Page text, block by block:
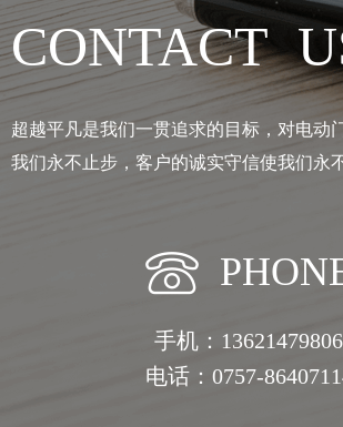
CONTACT
超越平凡是我们一贯追求的目标，对电动
我们永不止步，客户的诚实守信使我们永
手机：13621479806
电话：0757-